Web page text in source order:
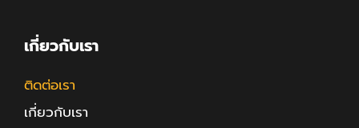
เกี่ยวกับเรา
ติดต่อเรา
เกี่ยวกับเรา